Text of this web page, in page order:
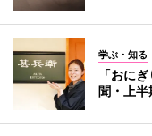
学ぶ・知る
「おに
聞・上半